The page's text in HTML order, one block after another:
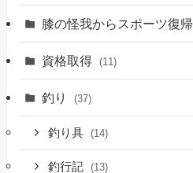
膝の怪我からスポーツ復帰
資格取得 (11)
釣り (37)
釣り具 (14)
釣行記 (13)